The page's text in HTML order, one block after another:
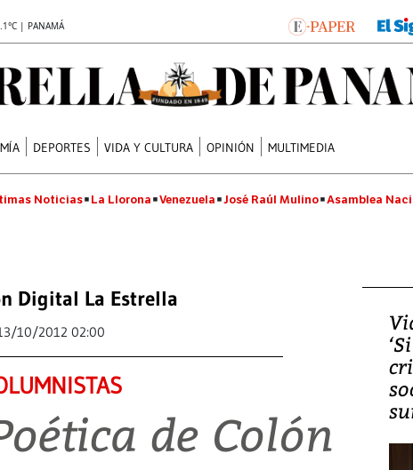
| PANAMÁ
DEPORTES VIDA Y CULTURA OPINIÓN MULTIMEDIA
Noticias La Llorona Venezuela José Raúl Mulino Asamblea
Digital La Estrella
10/2012 02:00
de Colón